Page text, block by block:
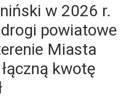
w 2026 r.
powiatowe
Miasta
kwotę